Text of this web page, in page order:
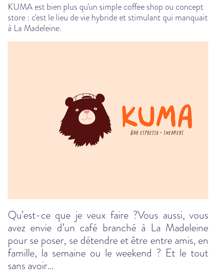
KUMA est bien plus qu'un simple coffee shop ou concept
store : c'est le lieu de vie hybride et stimulant qui manquait
à La Madeleine.
Qu’est-ce que je veux faire ?Vous aussi, vous
avez envie d’un café branché à La Madeleine
pour se poser, se détendre et être entre amis, en
famille, la semaine ou le weekend ? Et le tout
sans avoir…